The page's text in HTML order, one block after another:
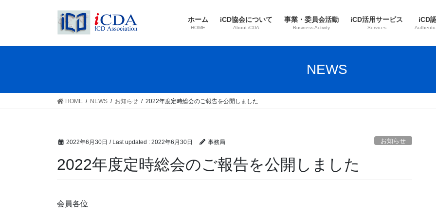
ホーム
HOME
iCD協会について
About iCDA
事業・委員会活動
Business Activity
iCD活用サービス
Services
iCD
NEWS
HOME NEWS お知らせ 2022年度定時総会のご報告を公開しました
2022年6月30日 / Last updated : 2022年6月30日 事務局 お知らせ
2022年度定時総会のご報告を公開しました
会員各位